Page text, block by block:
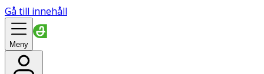
Gå till innehåll
Meny